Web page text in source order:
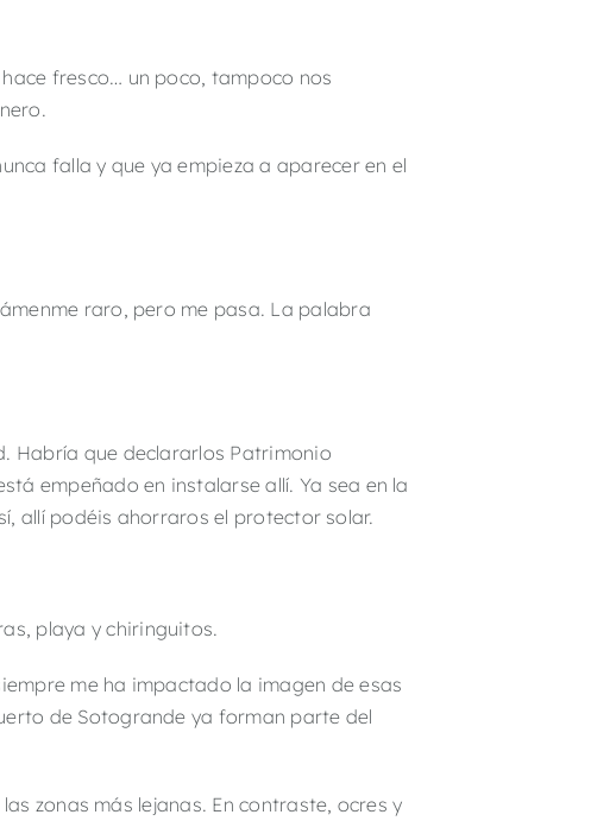
fresco… un poco, tampoco nos
falla y que ya empieza a aparecer en el
raro, pero me pasa. La palabra
Habría que declararlos Patrimonio
empeñado en instalarse allí. Ya sea en la
allí podéis ahorraros el protector solar.
playa y chiringuitos.
me ha impactado la imagen de esas
de Sotogrande ya forman parte del
zonas más lejanas. En contraste, ocres y